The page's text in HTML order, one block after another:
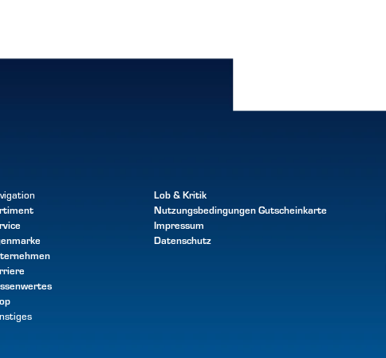
Lob & Kritik
NutzungsbedingungenGutscheinkarte
Impressum
Datenschutz